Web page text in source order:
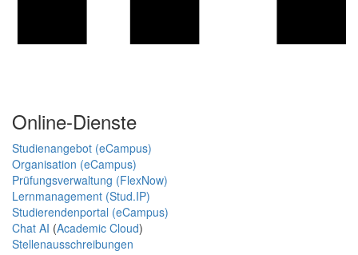
Online-Dienste
Studienangebot (eCampus)
Organisation (eCampus)
Prüfungsverwaltung (FlexNow)
Lernmanagement (Stud.IP)
Studierendenportal (eCampus)
Chat AI (Academic Cloud)
Stellenausschreibungen